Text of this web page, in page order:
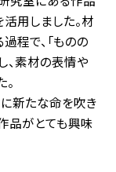
用しました。材
程で、「ものの
、素材の表情や
新たな命を吹き
品がとても興味